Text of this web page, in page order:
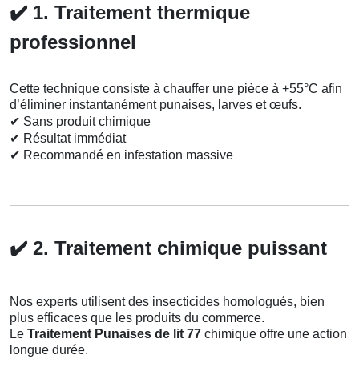
✔️ 1. Traitement thermique
professionnel
Cette technique consiste à chauffer une pièce à +55°C afin
d’éliminer instantanément punaises, larves et œufs.
✔ Sans produit chimique
✔ Résultat immédiat
✔ Recommandé en infestation massive
✔️ 2. Traitement chimique puissant
Nos experts utilisent des insecticides homologués, bien
plus efficaces que les produits du commerce.
Le Traitement Punaises de lit 77 chimique offre une action
longue durée.